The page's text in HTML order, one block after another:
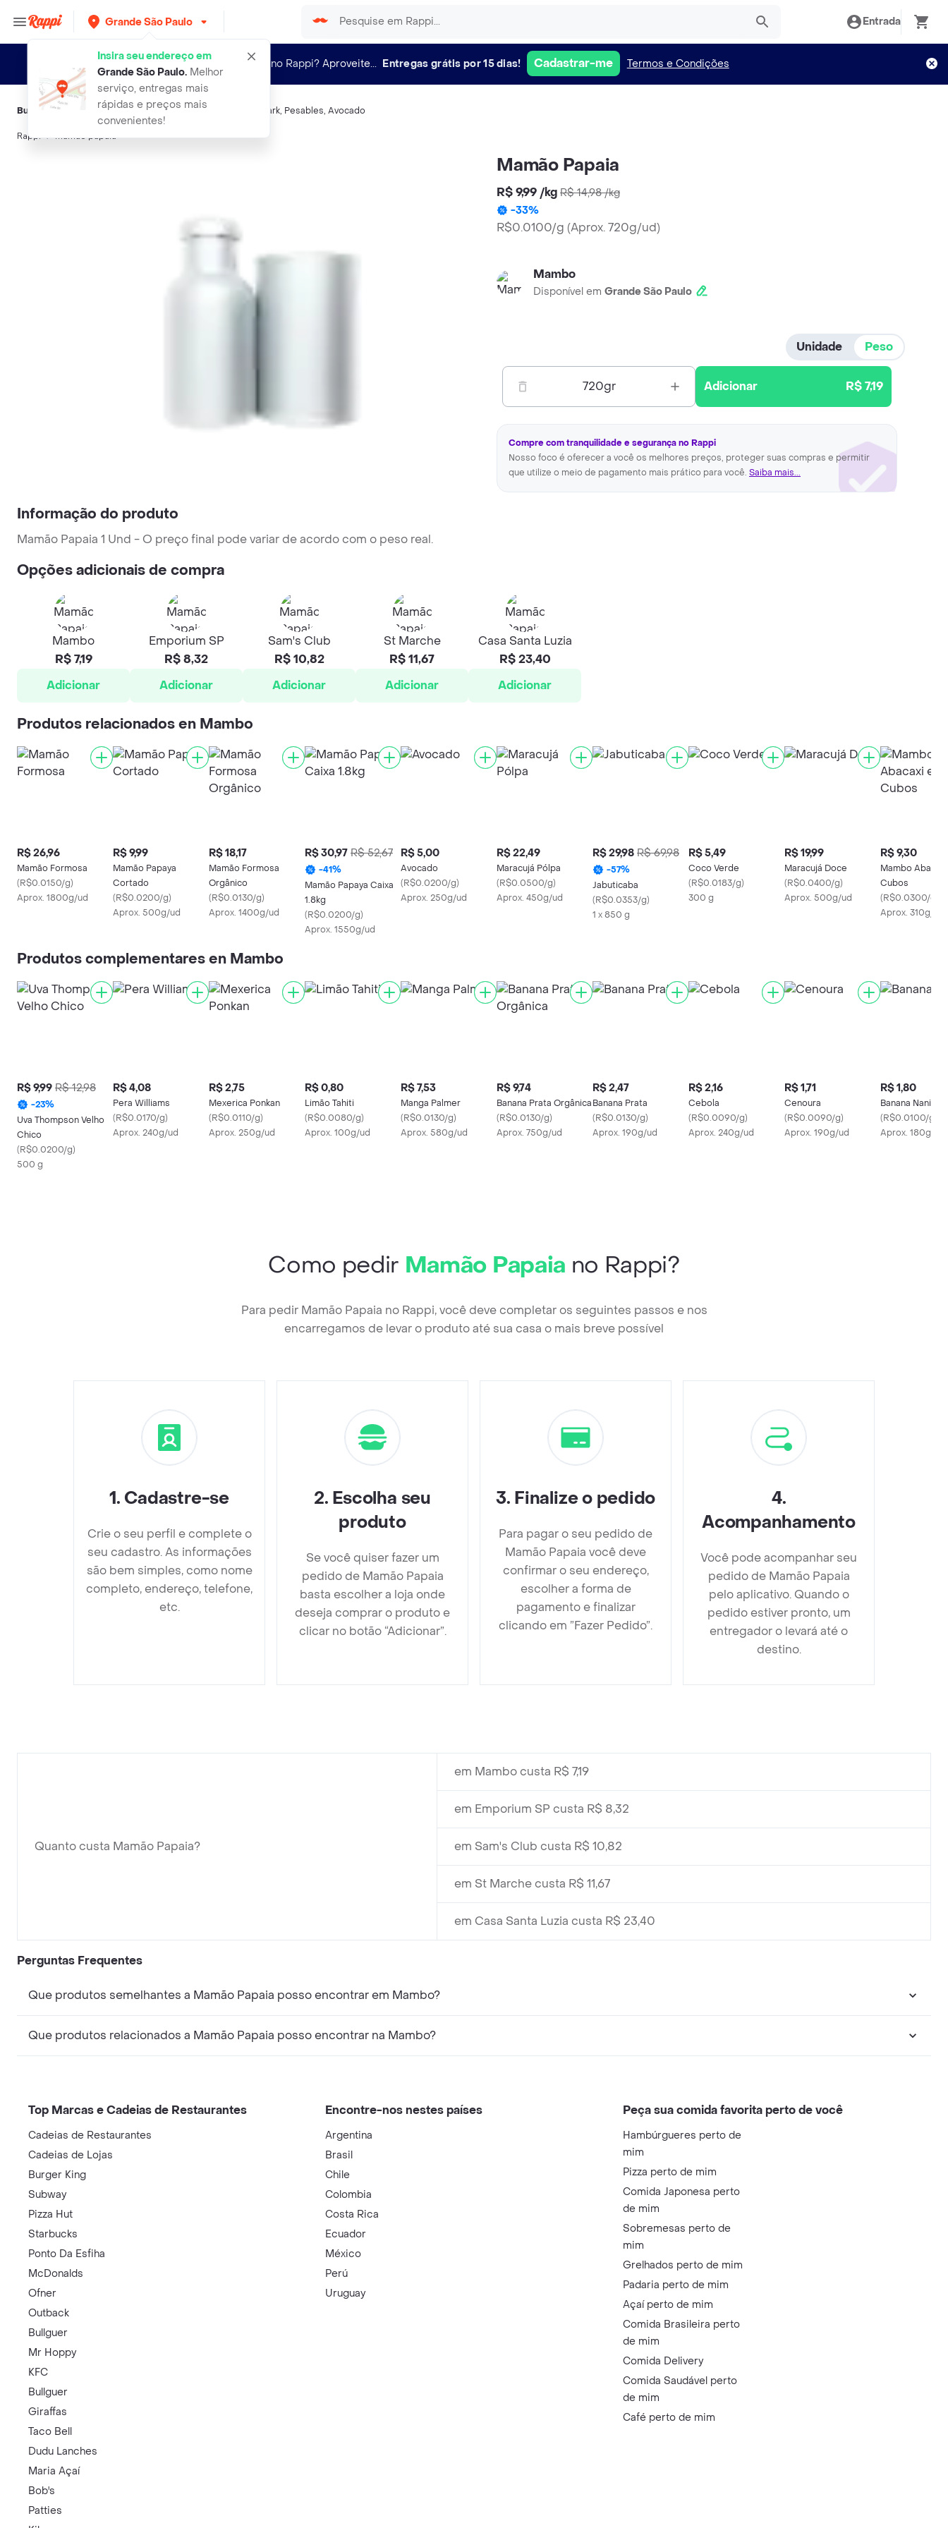
Grande São Paulo
Insira seu endereço em
Grande São Paulo.Melhor
serviço, entregas mais
rápidas e preços mais
convenientes!
Entrada
Novo no Rappi? Aproveite... Entregas grátis por 15 dias! Cadastrar-me Termos e Condições
Buscas relacionadas:Frutas ,Oba Bem Querer Sem Trademark, Pesables, Avocado
Rappi mamao papaia
Mamão Papaia
R$ 9,99 /kg R$ 14,98/kg
-33%
R$0.0100/g (Aprox. 720g/ud)
Mambo
Disponível em Grande São Paulo
Unidade Peso
720gr Adicionar R$ 7,19
Compre com tranquilidade e segurança no Rappi
Nosso foco é oferecer a você os melhores preços, proteger suas compras e permitir
que utilize o meio de pagamento mais prático para você. Saiba mais...
Informação do produto
Mamão Papaia 1 Und - O preço final pode variar de acordo com o peso real.
Opções adicionais de compra
Mambo
R$ 7,19
Adicionar
Emporium SP
R$ 8,32
Adicionar
Sam's Club
R$ 10,82
Adicionar
St Marche
R$ 11,67
Adicionar
Casa Santa Luzia
R$ 23,40
Adicionar
Produtos relacionados en Mambo
R$ 26,96
Mamão Formosa
(R$0.0150/g)
Aprox. 1800g/ud
R$ 9,99
Mamão Papaya
Cortado
(R$0.0200/g)
Aprox. 500g/ud
R$ 18,17
Mamão Formosa
Orgânico
(R$0.0130/g)
Aprox. 1400g/ud
R$ 30,97 R$ 52,67
-41%
Mamão Papaya Caixa
1.8kg
(R$0.0200/g)
Aprox. 1550g/ud
R$ 5,00
Avocado
(R$0.0200/g)
Aprox. 250g/ud
R$ 22,49
Maracujá Pólpa
(R$0.0500/g)
Aprox. 450g/ud
R$ 29,98 R$ 69,98
-57%
Jabuticaba
(R$0.0353/g)
1 x 850 g
R$ 5,49
Coco Verde
(R$0.0183/g)
300 g
R$ 19,99
Maracujá Doce
(R$0.0400/g)
Aprox. 500g/ud
R$ 9,30
Mambo
Cubos
(R$0.0300/g
Aprox. 310g/ud
Produtos complementares en Mambo
R$ 9,99 R$ 12,98
-23%
Uva Thompson Velho
Chico
(R$0.0200/g)
500 g
R$ 4,08
Pera Williams
(R$0.0170/g)
Aprox. 240g/ud
R$ 2,75
Mexerica Ponkan
(R$0.0110/g)
Aprox. 250g/ud
R$ 0,80
Limão Tahiti
(R$0.0080/g)
Aprox. 100g/ud
R$ 7,53
Manga Palmer
(R$0.0130/g)
Aprox. 580g/ud
R$ 9,74
Banana Prata Orgânica
(R$0.0130/g)
Aprox. 750g/ud
R$ 2,47
Banana Prata
(R$0.0130/g)
Aprox. 190g/ud
R$ 2,16
Cebola
(R$0.0090/g)
Aprox. 240g/ud
R$ 1,71
Cenoura
(R$0.0090/g)
Aprox. 190g/ud
R$ 1,80
Banana Nanica
(R$0.0100/g
Aprox. 180g/ud
Como pedir Mamão Papaia no Rappi?
Para pedir Mamão Papaia no Rappi, você deve completar os seguintes passos e nos
encarregamos de levar o produto até sua casa o mais breve possível
1. Cadastre-se
Crie o seu perfil e complete o
seu cadastro. As informações
são bem simples, como nome
completo, endereço, telefone,
etc.
2. Escolha seu
produto
Se você quiser fazer um
pedido de Mamão Papaia
basta escolher a loja onde
deseja comprar o produto e
clicar no botão “Adicionar”.
3. Finalize o pedido
Para pagar o seu pedido de
Mamão Papaia você deve
confirmar o seu endereço,
escolher a forma de
pagamento e finalizar
clicando em ”Fazer Pedido”.
4.
Acompanhamento
Você pode acompanhar seu
pedido de Mamão Papaia
pelo aplicativo. Quando o
pedido estiver pronto, um
entregador o levará até o
destino.
Quanto custa Mamão Papaia?
em Mambo custa R$ 7,19
em Emporium SP custa R$ 8,32
em Sam's Club custa R$ 10,82
em St Marche custa R$ 11,67
em Casa Santa Luzia custa R$ 23,40
Perguntas Frequentes
Que produtos semelhantes a Mamão Papaia posso encontrar em Mambo?
Que produtos relacionados a Mamão Papaia posso encontrar na Mambo?
Top Marcas e Cadeias de Restaurantes
Cadeias de Restaurantes
Cadeias de Lojas
Burger King
Subway
Pizza Hut
Starbucks
Ponto Da Esfiha
McDonalds
Ofner
Outback
Bullguer
Mr Hoppy
KFC
Bullguer
Giraffas
Taco Bell
Dudu Lanches
Maria Açaí
Bob's
Patties
Encontre-nos nestes países
Argentina
Brasil
Chile
Colombia
Costa Rica
Ecuador
México
Perú
Uruguay
Peça sua comida favorita perto de você
Hambúrgueres perto de
mim
Pizza perto de mim
Comida Japonesa perto
de mim
Sobremesas perto de
mim
Grelhados perto de mim
Padaria perto de mim
Açaí perto de mim
Comida Brasileira perto
de mim
Comida Delivery
Comida Saudável perto
de mim
Café perto de mim